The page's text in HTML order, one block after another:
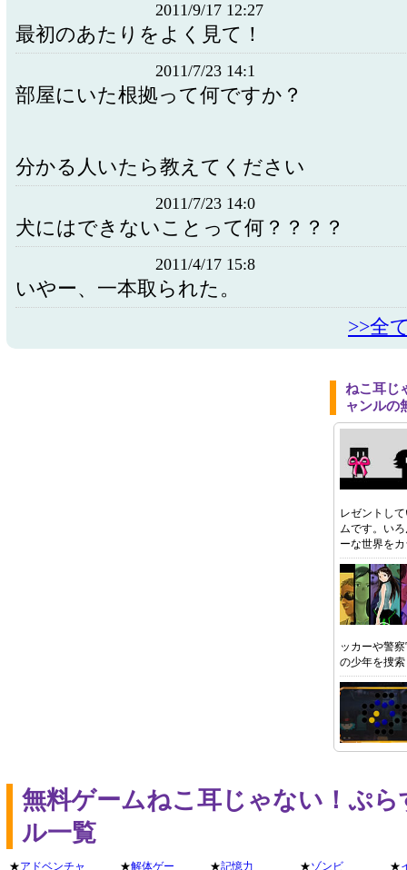
2011/9/17 12:27
最初のあたりをよく見て！
2011/7/23 14:1
部屋にいた根拠って何ですか？
分かる人いたら教えてください
2011/7/23 14:0
犬にはできないことって何？？？？
2011/4/17 15:8
いやー、一本取られた。
>>全
ねこ耳じ
ャンルの
レゼントし
ムです。い
ーな世界を
ッカーや警
の少年を捜
無料ゲームねこ耳じゃない！ぷ
ル一覧
★アドベンチャ ★解体ゲー ★記憶力 ★ゾンビ ★